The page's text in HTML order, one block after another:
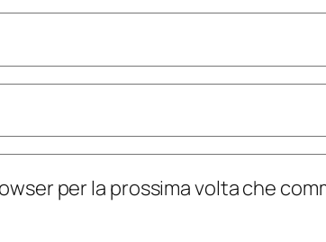
per la prossima volta che